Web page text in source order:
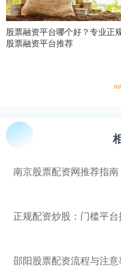
股票融资平台哪个好？专业正
股票融资平台推荐
南京股票配资网推荐指南
正规配资炒股：门槛平
邵阳股票配资流程与注意